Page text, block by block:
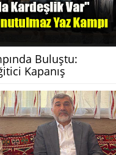
Buluştu:
Kapanış